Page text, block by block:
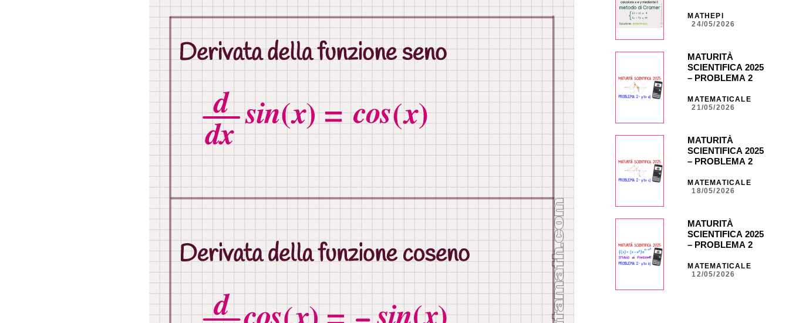
MATHEPI
24/05/2026
MATURITÀ
SCIENTIFICA 2025
– PROBLEMA 2 –
grafica CASIO fx-
CG50 _ NA40 _
MATEMATICALE
21/05/2026
MATURITÀ
SCIENTIFICA 2025
– PROBLEMA 2 –
grafica CASIO fx
CG50 _ NA35 _
MATEMATICALE
18/05/2026
MATURITÀ
SCIENTIFICA 2025
– PROBLEMA 2 –
grafica CASIO fx-
CG50 _ NA30 _
MATEMATICALE
12/05/2026